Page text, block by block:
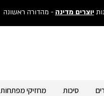
יוצרים מדינה - מהדורה ראשונה
סיכות מחזיקי מפתחות